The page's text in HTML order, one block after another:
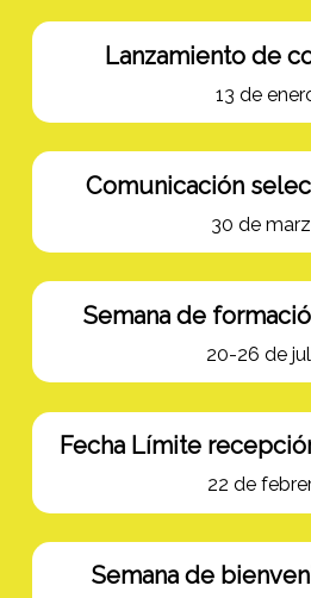
Lanzamiento de
13 de
Comunicación
30 de
Semana de
20-26 de
Fecha Límite
22 de
Semana de